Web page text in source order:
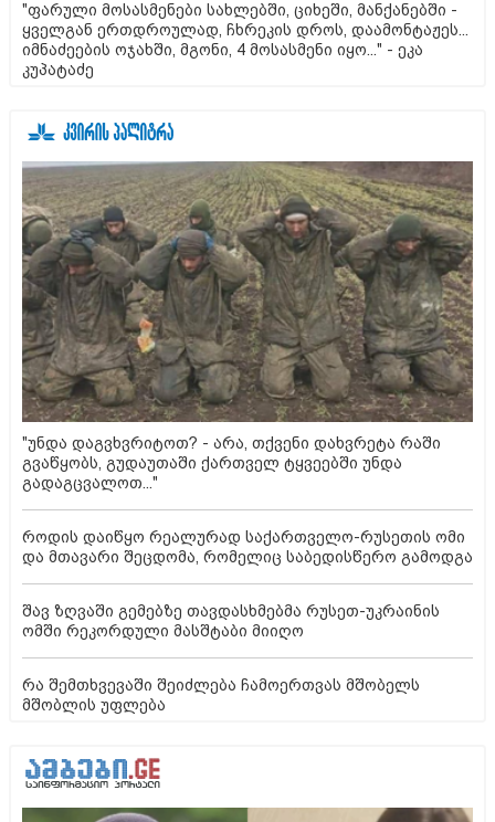
"ფარული მოსასმენები სახლებში, ციხეში, მანქანებში -
ყველგან ერთდროულად, ჩხრეკის დროს, დაამონტაჟეს...
იმნაძეების ოჯახში, მგონი, 4 მოსასმენი იყო..." - ეკა
კუპატაძე
"უნდა დაგვხვრიტოთ? - არა, თქვენი დახვრეტა რაში
გვაწყობს, გუდაუთაში ქართველ ტყვეებში უნდა
გადაგცვალოთ..."
როდის დაიწყო რეალურად საქართველო-რუსეთის ომი
და მთავარი შეცდომა, რომელიც საბედისწერო გამოდგა
შავ ზღვაში გემებზე თავდასხმებმა რუსეთ-უკრაინის
ომში რეკორდული მასშტაბი მიიღო
რა შემთხვევაში შეიძლება ჩამოერთვას მშობელს
მშობლის უფლება